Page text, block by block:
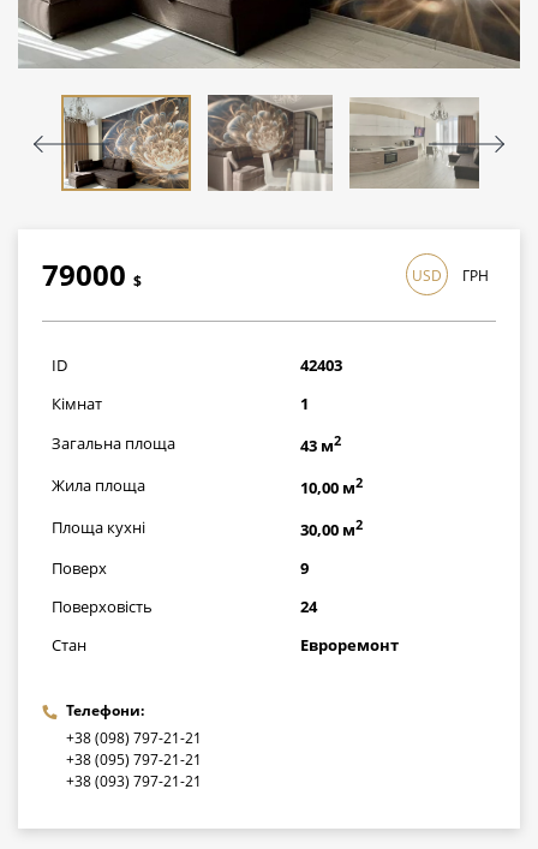
79000 $
2291000грн
USD ГРН
ID
42403
Кімнат
1
Загальна площа
43 м2
Жила площа 10,00 м2
Площа кухні 30,00 м2
Поверх
9
Поверховість
24
Стан
Евроремонт
Телефони:
+38 (098) 797-21-21
+38 (095) 797-21-21
+38 (093) 797-21-21